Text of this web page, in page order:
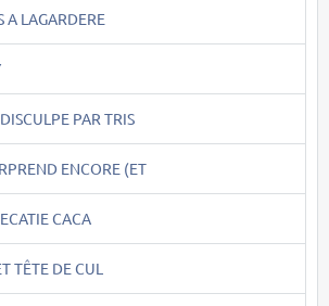
A LAGARDERE
PAR TRIS
ENCORE (ET
CACA
TÊTE DE CUL